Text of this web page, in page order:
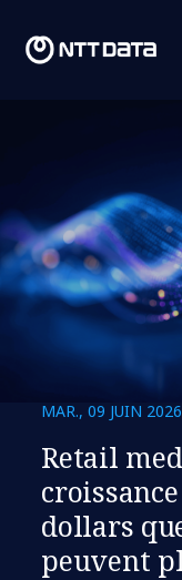
MAR., 09 JUIN 2026
Retail
dollars
peuvent